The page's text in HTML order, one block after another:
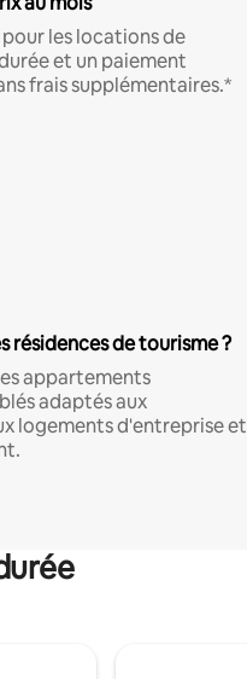
les locations de
et un paiement
frais supplémentaires.*
résidences de tourisme ?
appartements
adaptés aux
logements d'entreprise et